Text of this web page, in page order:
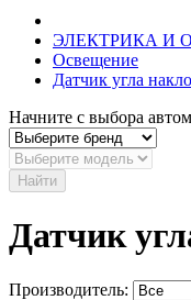
ЭЛЕКТРИКА И
Освещение
Датчик угла
Начните с выбора
Найти
Датчик
Производитель: